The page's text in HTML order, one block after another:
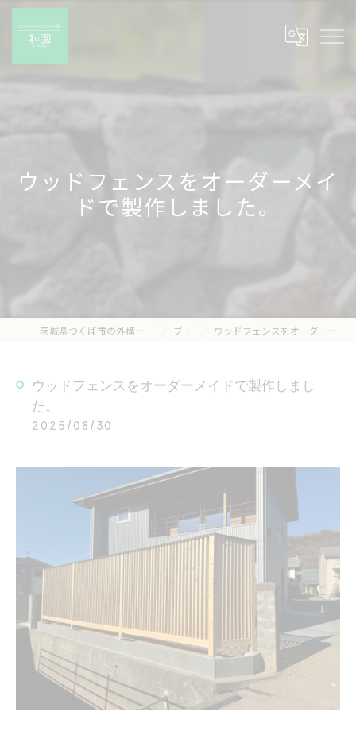
ウッドフェンスをオーダーメイ
ドで製作しました。
茨城県つくば市の外構工事なら有限会社和園 ブログ ウッドフェンスをオーダーメイドで製作しました。
ウッドフェンスをオーダーメイドで製作しまし
た。
2025/08/30